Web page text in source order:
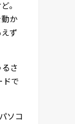
。
か
ず
さ
ドで
ソコ